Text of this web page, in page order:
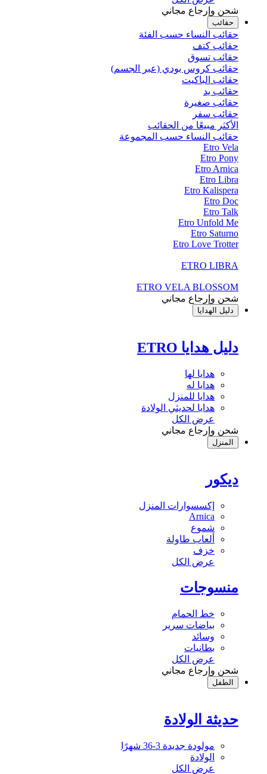
شحن وإرجاع مجاني
حقائب
حقائب النساء حسب الفئة
حقائب كتف
حقائب تسوق
حقائب كروس بودي (عبر الجسم)
حقائب الباكيت
حقائب يد
حقائب صغيرة
حقائب سفر
الأكثر مبيعًا من الحقائب
حقائب النساء حسب المجموعة
Etro Vela
Etro Pony
Etro Arnica
Etro Libra
Etro Kalispera
Etro Doc
Etro Talk
Etro Unfold Me
Etro Saturno
Etro Love Trotter
ETRO LIBRA
ETRO VELA BLOSSOM
شحن وإرجاع مجاني
دليل الهدايا
دليل هدايا ETRO
هدايا لها
هدايا له
هدايا للمنزل
هدايا لحديثي الولادة
عرض الكل
شحن وإرجاع مجاني
المنزل
ديكور
إكسسوارات المنزل
Arnica
شموع
ألعاب طاولة
خزف
عرض الكل
منسوجات
خط الحمام
بياضات سرير
وسائد
بطانيات
عرض الكل
شحن وإرجاع مجاني
الطفل
حديثة الولادة
مولودة جديدة 3-36 شهرًا
الولادة
عرض الكل